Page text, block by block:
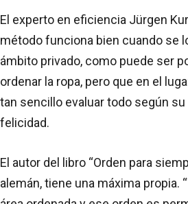
El experto en eficiencia Jürgen
método funciona bien cuando se
ámbito privado, como puede ser
ordenar la ropa, pero que en el
tan sencillo evaluar todo según su
felicidad.
El autor del libro “Orden para
alemán, tiene una máxima propia.